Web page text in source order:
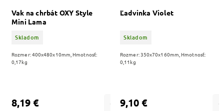
Vak na chrbát OXY Style
Mini Lama
Skladom
8,19 €
Rozmer: 400x480x10mm, Hmotnosť:
0,17kg
Ľadvinka Violet
Skladom
9,10 €
Rozmer: 350x70x160mm, Hmotnosť:
0,11kg